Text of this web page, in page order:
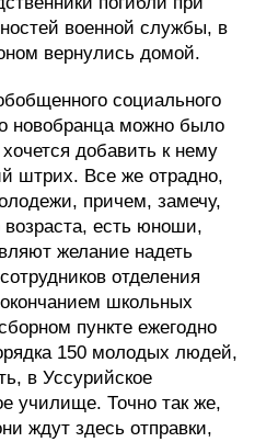
военной службы, в
вернулись домой.
социального
новобранца можно было
добавить к нему
штрих. Все же отрадно,
причем, замечу,
есть юноши,
желание надеть
отделения
школьных
пункте ежегодно
150 молодых людей,
в Уссурийское
училище. Точно так же,
ждут здесь отправки,